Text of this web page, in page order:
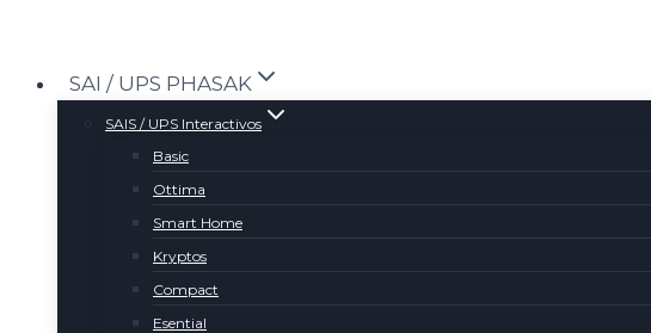
contenidoSAI / UPS PHASAK
SAIS / UPS Interactivos
Basic
Ottima
Smart Home
Kryptos
Compact
Esential